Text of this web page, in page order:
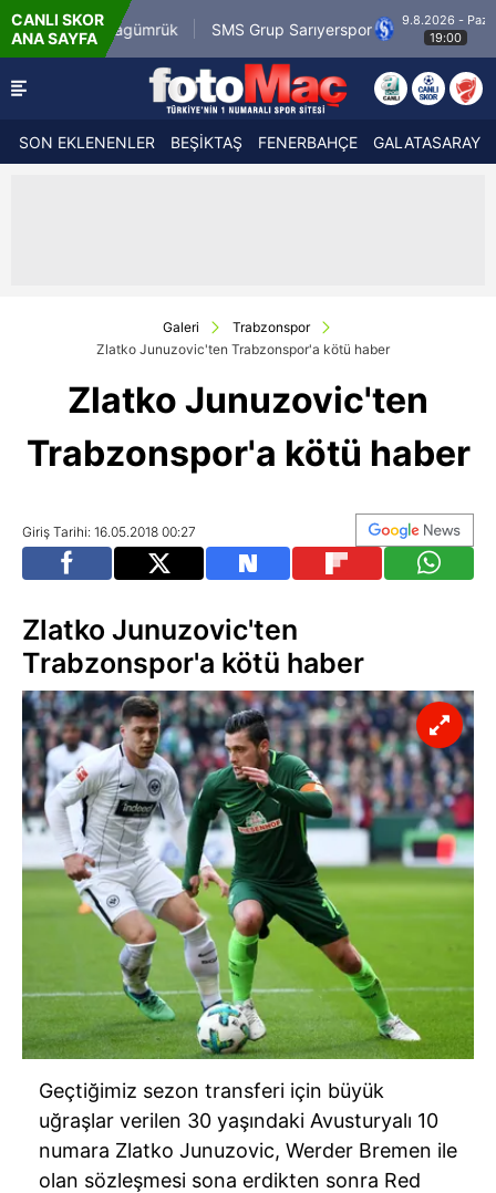
CANLI SKOR
ANA SAYFA
Karagümrük SMS Grup Sarıyerspor
9.8.2026 - Paz
19:00
SON EKLENENLER BEŞİKTAŞ FENERBAHÇE GALATASARAY
Galeri
Trabzonspor
Zlatko Junuzovic'ten Trabzonspor'a kötü haber
Zlatko Junuzovic'ten
Trabzonspor'a kötü haber
Giriş Tarihi: 16.05.2018 00:27
Zlatko Junuzovic'ten
Trabzonspor'a kötü haber
Geçtiğimiz sezon transferi için büyük
uğraşlar verilen 30 yaşındaki Avusturyalı 10
numara Zlatko Junuzovic, Werder Bremen ile
olan sözleşmesi sona erdikten sonra Red